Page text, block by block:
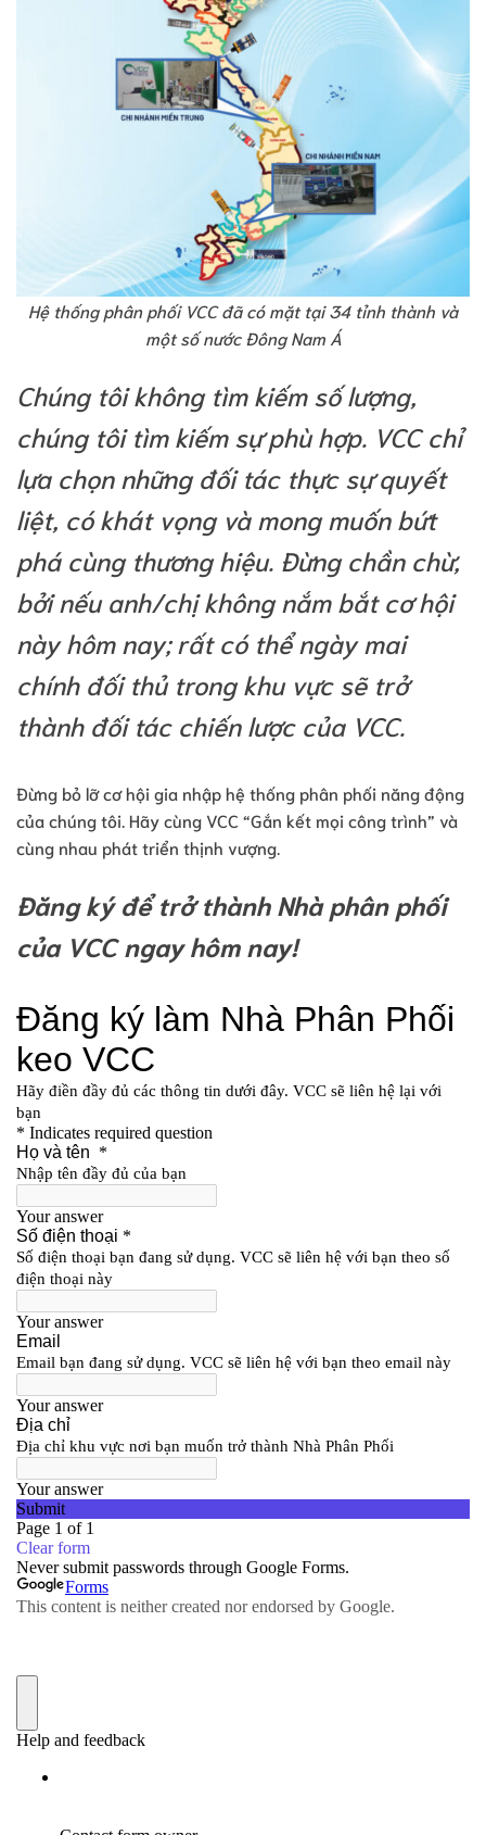
Hệ thống phân phối VCC đã có mặt tại 34 tỉnh thành và
một số nước Đông Nam Á
Chúng tôi không tìm kiếm số lượng,
chúng tôi tìm kiếm sự phù hợp. VCC chỉ
lựa chọn những đối tác thực sự quyết
liệt, có khát vọng và mong muốn bứt
phá cùng thương hiệu. Đừng chần chừ,
bởi nếu anh/chị không nắm bắt cơ hội
này hôm nay; rất có thể ngày mai
chính đối thủ trong khu vực sẽ trở
thành đối tác chiến lược của VCC.
Đừng bỏ lỡ cơ hội gia nhập hệ thống phân phối năng động
của chúng tôi. Hãy cùng VCC “Gắn kết mọi công trình” và
cùng nhau phát triển thịnh vượng.
Đăng ký để trở thành Nhà phân phối
của VCC ngay hôm nay!